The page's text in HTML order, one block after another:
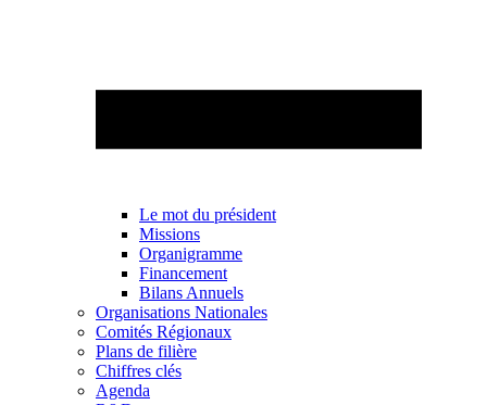
Le mot du président
Missions
Organigramme
Financement
Bilans Annuels
Organisations Nationales
Comités Régionaux
Plans de filière
Chiffres clés
Agenda